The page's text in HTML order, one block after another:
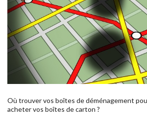
Où trouver vos boîtes de déménagement
acheter vos boîtes de carton ?